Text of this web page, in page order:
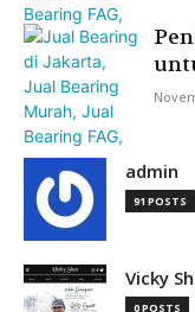
admin
91 POSTS
Vicky
0 POSTS